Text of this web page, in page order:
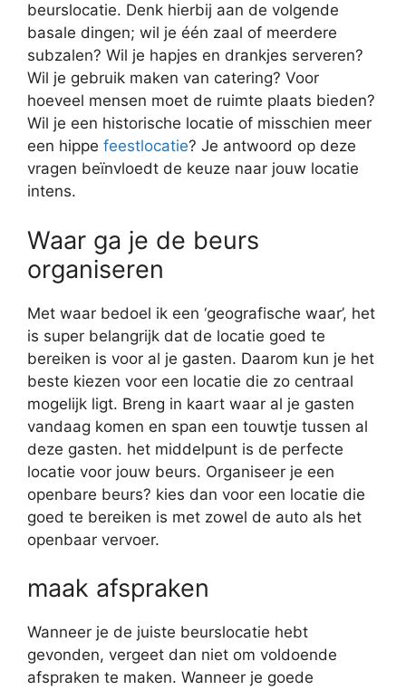
beurslocatie. Denk hierbij aan de volgende
basale dingen; wil je één zaal of meerdere
subzalen? Wil je hapjes en drankjes serveren?
Wil je gebruik maken van catering? Voor
hoeveel mensen moet de ruimte plaats bieden?
Wil je een historische locatie of misschien meer
een hippe feestlocatie? Je antwoord op deze
vragen beïnvloedt de keuze naar jouw locatie
intens.
Waar ga je de beurs
organiseren
Met waar bedoel ik een ‘geografische waar’, het
is super belangrijk dat de locatie goed te
bereiken is voor al je gasten. Daarom kun je het
beste kiezen voor een locatie die zo centraal
mogelijk ligt. Breng in kaart waar al je gasten
vandaag komen en span een touwtje tussen al
deze gasten. het middelpunt is de perfecte
locatie voor jouw beurs. Organiseer je een
openbare beurs? kies dan voor een locatie die
goed te bereiken is met zowel de auto als het
openbaar vervoer.
maak afspraken
Wanneer je de juiste beurslocatie hebt
gevonden, vergeet dan niet om voldoende
afspraken te maken. Wanneer je goede